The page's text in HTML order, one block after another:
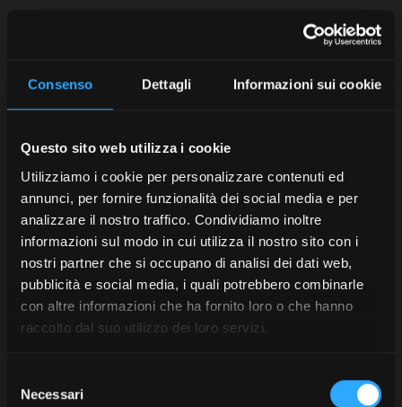
Consenso Dettagli Informazioni sui cookie
Questo sito web utilizza i cookie
Utilizziamo i cookie per personalizzare contenuti ed
annunci, per fornire funzionalità dei social media e per
analizzare il nostro traffico. Condividiamo inoltre
informazioni sul modo in cui utilizza il nostro sito con i
nostri partner che si occupano di analisi dei dati web,
pubblicità e social media, i quali potrebbero combinarle
con altre informazioni che ha fornito loro o che hanno
raccolto dal suo utilizzo dei loro servizi.
delNecessari